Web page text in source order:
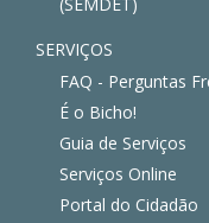
(SEMDET)
SERVIÇOS
FAQ - Perguntas
É o Bicho!
Guia de Serviços
Serviços Online
Portal do Cidadão